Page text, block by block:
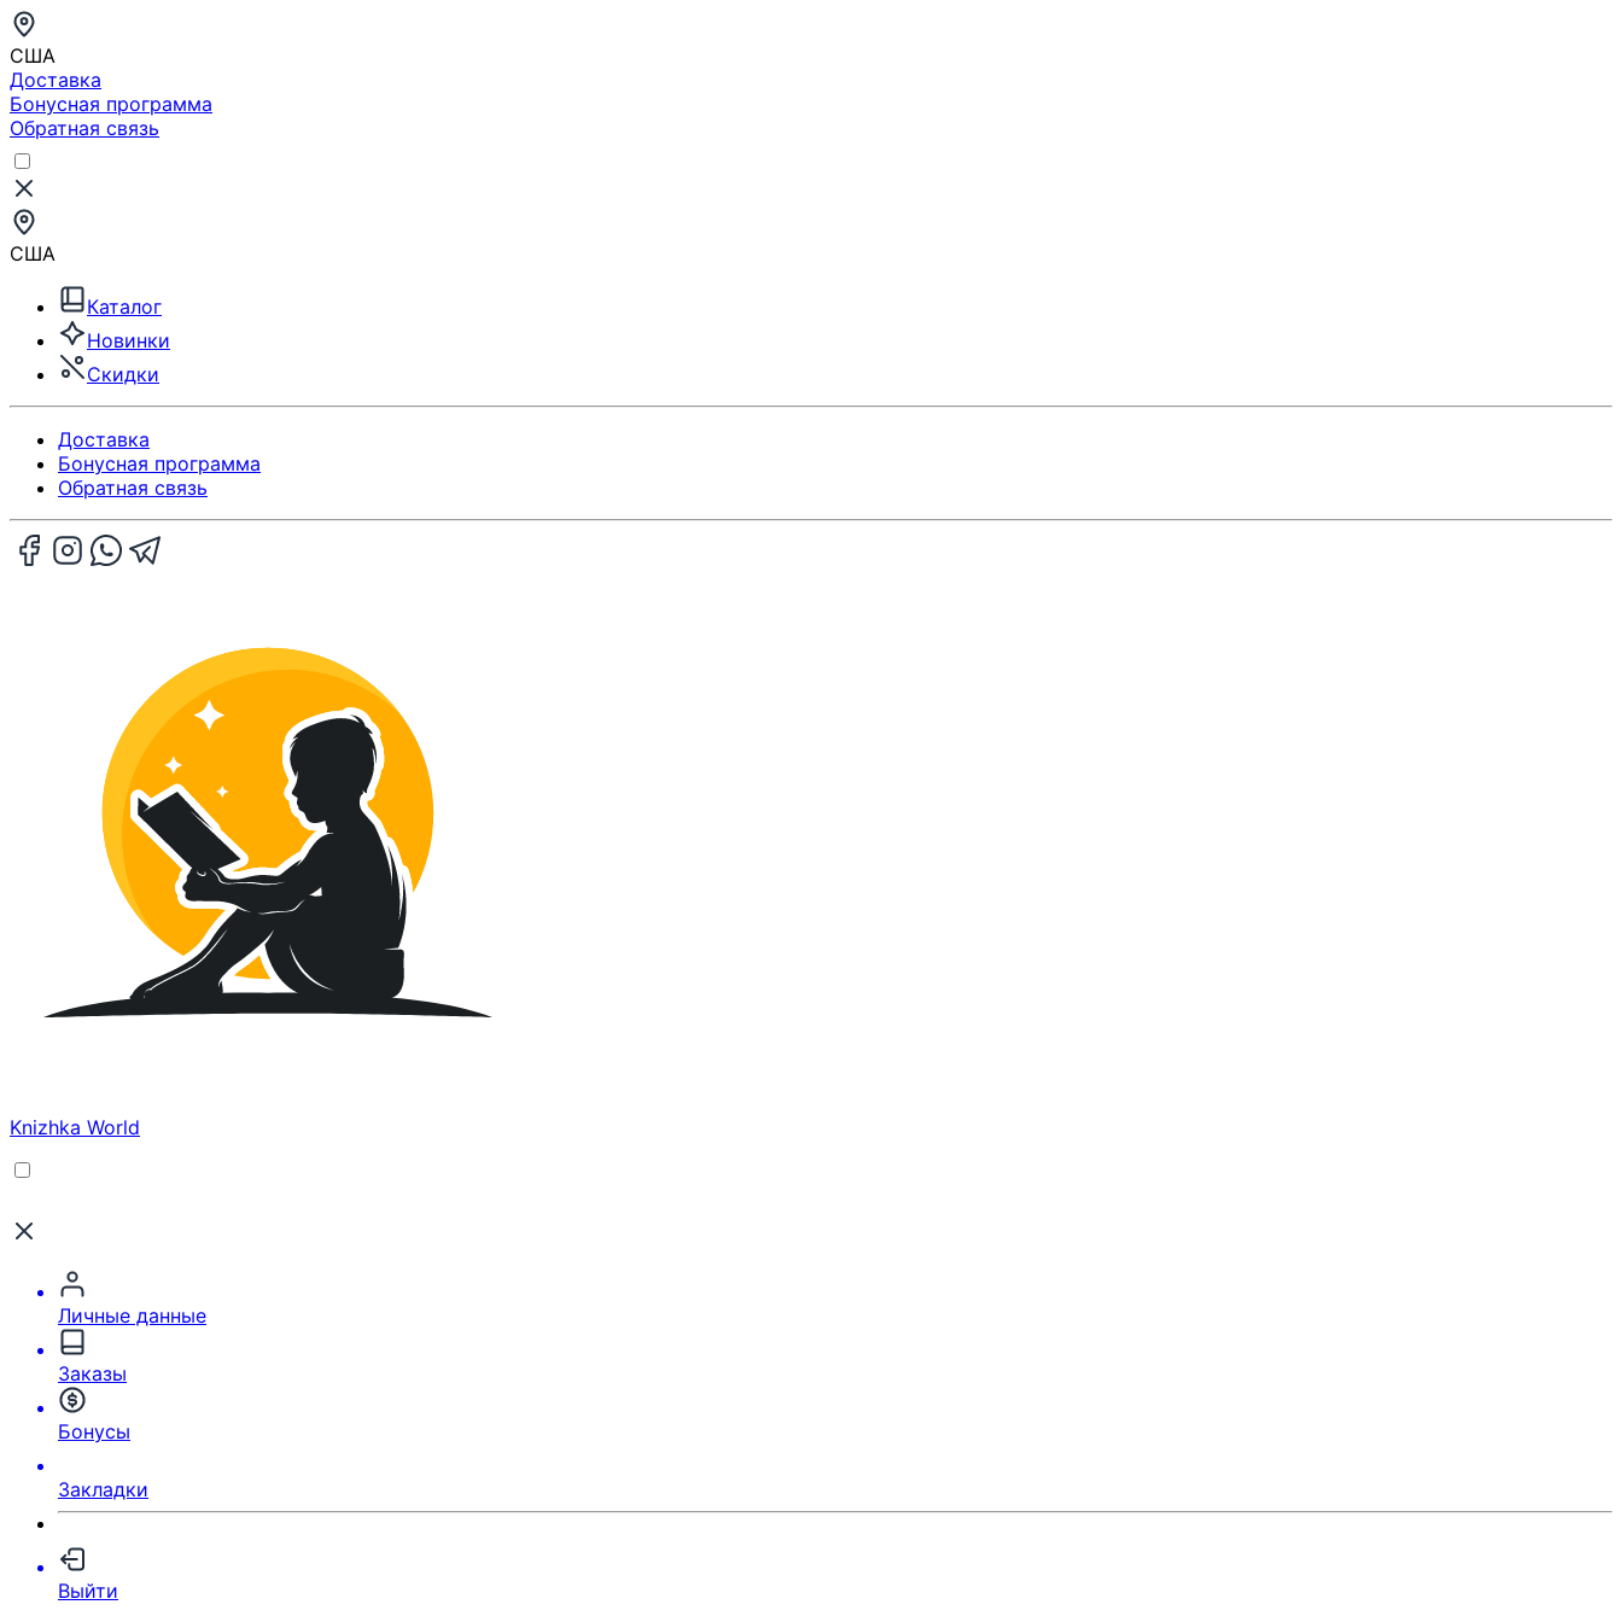
США
Доставка
Бонусная программа
Обратная связь
США
Каталог
Новинки
Скидки
Доставка
Бонусная программа
Обратная связь
Knizhka World
Личные данные
Заказы
Бонусы
Закладки
Выйти